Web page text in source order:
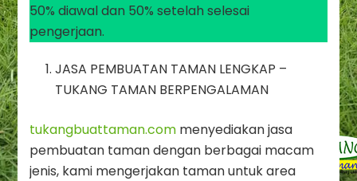
50% diawal dan 50% setelah selesai
pengerjaan.
JASA PEMBUATAN TAMAN LENGKAP –
TUKANG TAMAN BERPENGALAMAN
tukangbuattaman.com menyediakan jasa
pembuatan taman dengan berbagai macam
jenis, kami mengerjakan taman untuk area